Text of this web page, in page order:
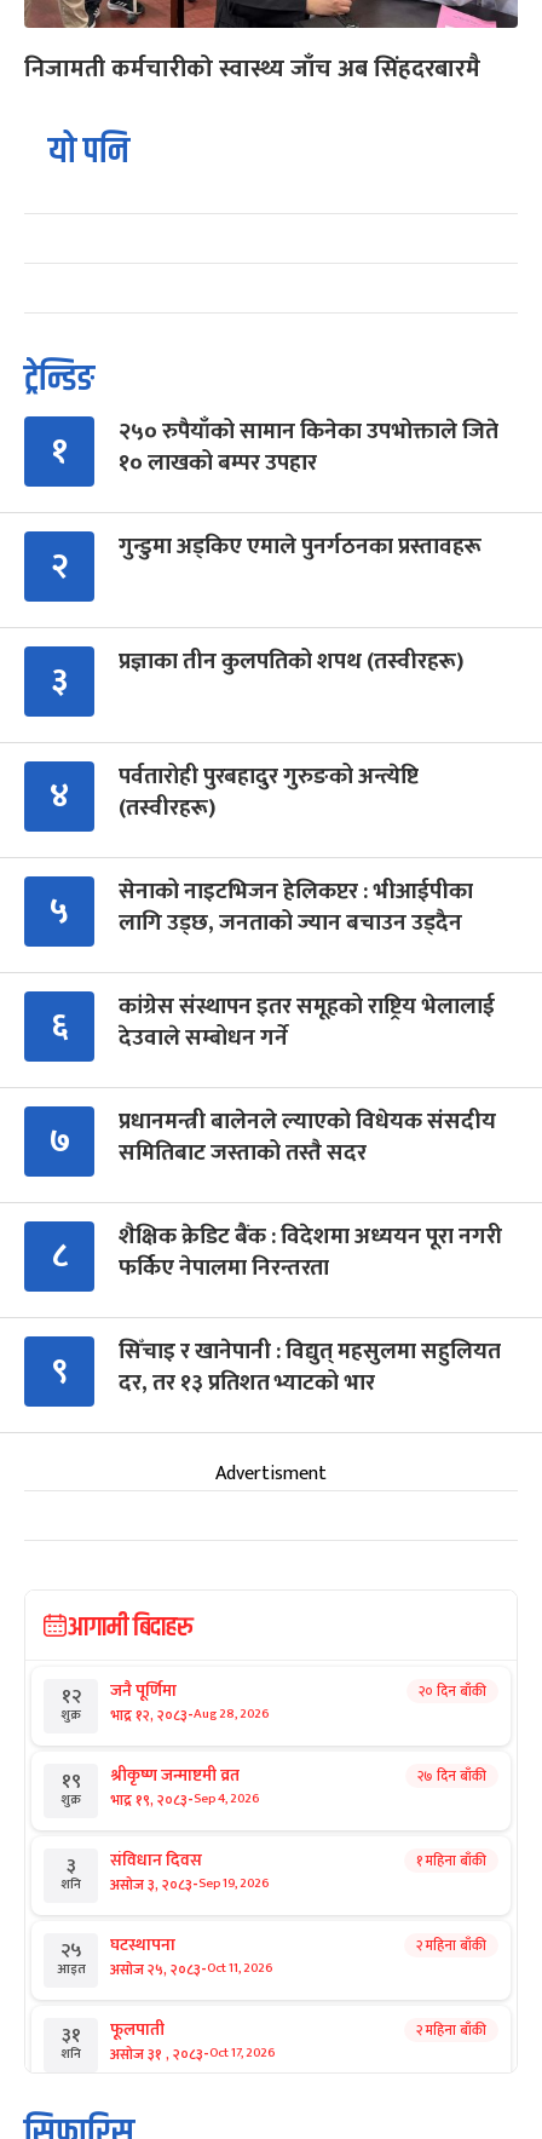
निजामती कर्मचारीको स्वास्थ्य जाँच अब सिंहदरबारमै
यो पनि
ट्रेन्डिङ
१
२५० रुपैयाँको सामान किनेका उपभोक्ताले जिते
१० लाखको बम्पर उपहार
२ गुन्डुमा अड्किए एमाले पुनर्गठनका प्रस्तावहरू
३ प्रज्ञाका तीन कुलपतिको शपथ (तस्वीरहरू)
४
पर्वतारोही पुरबहादुर गुरुङको अन्त्येष्टि
(तस्वीरहरू)
५
सेनाको नाइटभिजन हेलिकप्टर : भीआईपीका
लागि उड्छ, जनताको ज्यान बचाउन उड्दैन
६
कांग्रेस संस्थापन इतर समूहको राष्ट्रिय भेलालाई
देउवाले सम्बोधन गर्ने
७
प्रधानमन्त्री बालेनले ल्याएको विधेयक संसदीय
समितिबाट जस्ताको तस्तै सदर
८
शैक्षिक क्रेडिट बैंक : विदेशमा अध्ययन पूरा नगरी
फर्किए नेपालमा निरन्तरता
९
सिँचाइ र खानेपानी : विद्युत् महसुलमा सहुलियत
दर, तर १३ प्रतिशत भ्याटको भार
Advertisment
आगामी बिदाहरु
१२
शुक्र
जनै पूर्णिमा
भाद्र १२, २०८३-Aug 28, 2026
२० दिन बाँकी
१९
शुक्र
श्रीकृष्ण जन्माष्टमी व्रत
भाद्र १९, २०८३-Sep 4, 2026
२७ दिन बाँकी
३
शनि
संविधान दिवस
असोज ३, २०८३-Sep 19, 2026
१ महिना बाँकी
२५
आइत
घटस्थापना
असोज २५, २०८३-Oct 11, 2026
२ महिना बाँकी
३१
शनि
फूलपाती
असोज ३१ , २०८३-Oct 17, 2026
२ महिना बाँकी
१ कार्तिक सङ्क्रान्ति